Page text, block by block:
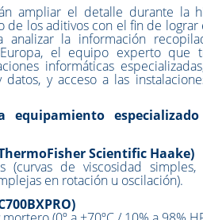
ampliar el detalle durante la
los aditivos con el fin de lograr
analizar la información
el equipo experto que
informáticas
y acceso a las
equipamiento
Scientific Haake)
(curvas de viscosidad
en rotación u oscilación).